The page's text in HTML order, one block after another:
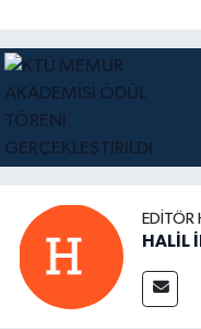
EDITÖR
HALİL